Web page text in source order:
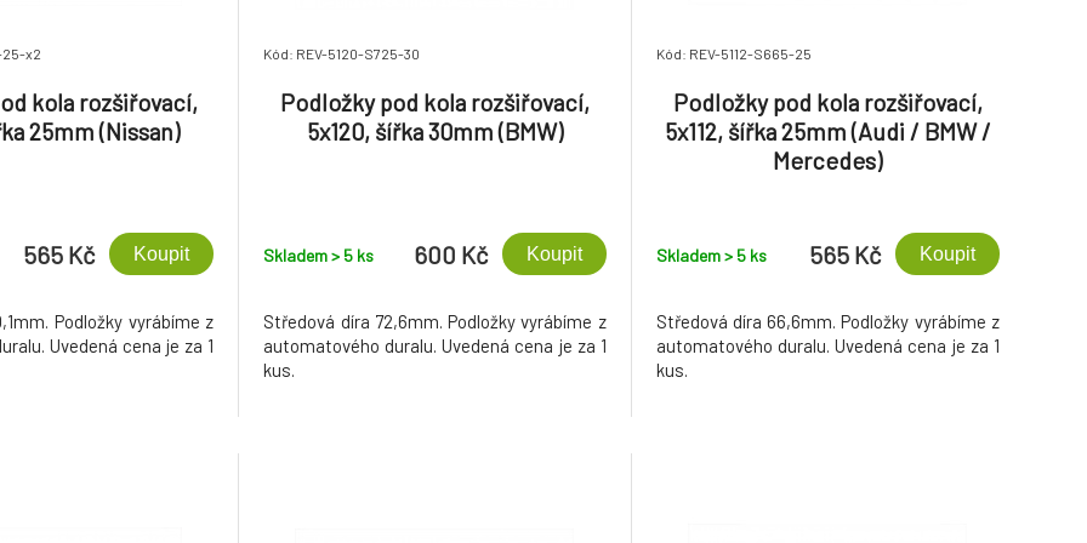
25-x2
kola rozšiřovací,
25mm (Nissan)
565 Kč Koupit
Podložky vyrábíme z
Uvedená cena je za 1
Kód: REV-5120-S725-30
Podložky pod kola rozšiřovací,
5x120, šířka 30mm (BMW)
Skladem > 5 ks 600 Kč Koupit
Středová díra 72,6mm. Podložky vyrábíme z
automatového duralu. Uvedená cena je za 1
kus.
Kód: REV-5112-S665-25
Podložky pod kola rozšiřovací,
5x112, šířka 25mm (Audi / BMW /
Mercedes)
Skladem > 5 ks 565 Kč Koupit
Středová díra 66,6mm. Podložky vyrábíme z
automatového duralu. Uvedená cena je za 1
kus.